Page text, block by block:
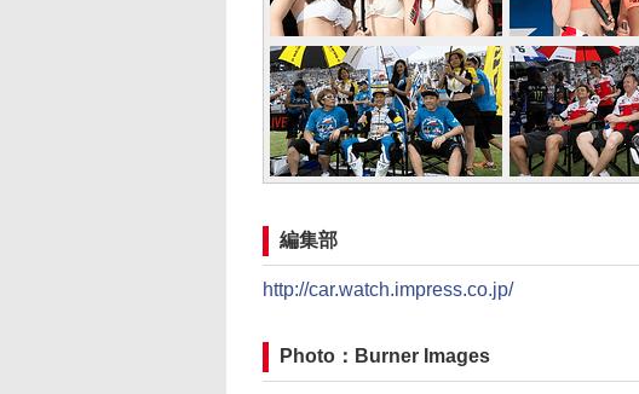
編集部
http://car.watch.impress.co.jp/
Photo：Burner Images